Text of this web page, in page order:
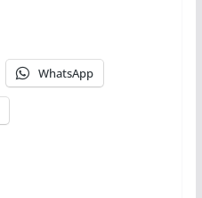
WhatsApp